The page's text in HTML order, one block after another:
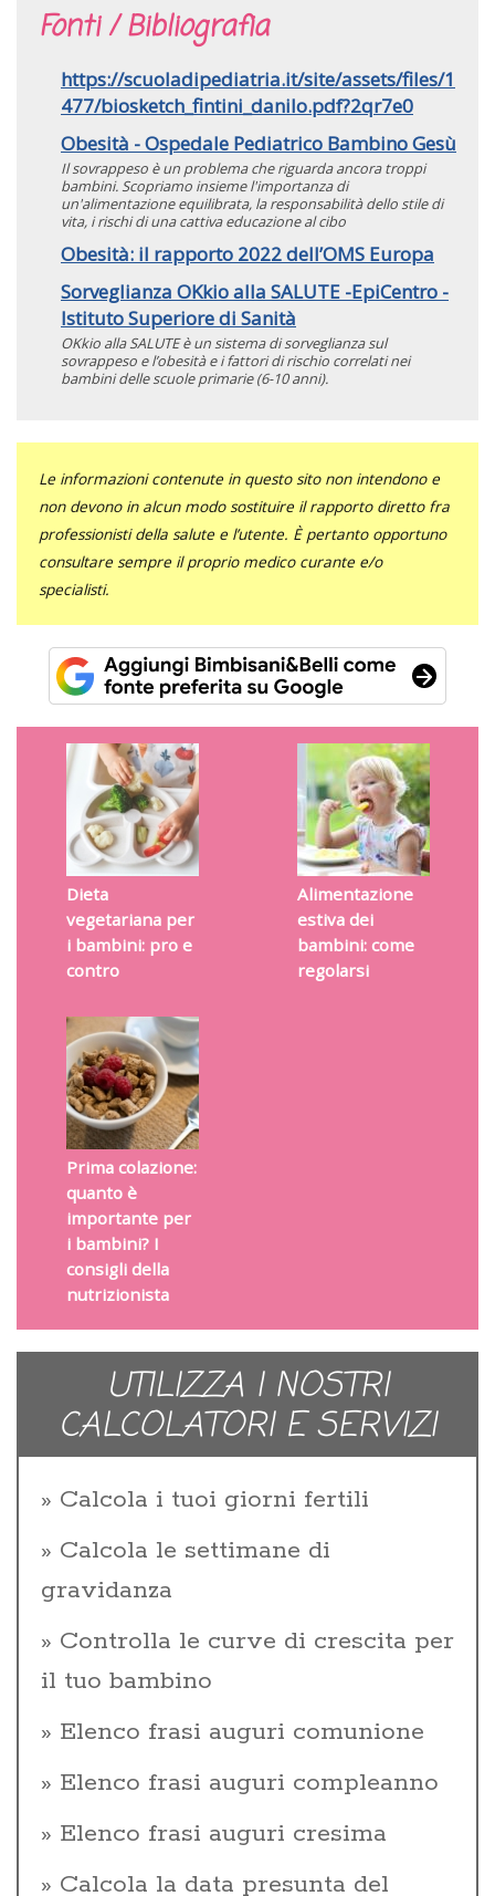
Fonti / Bibliografia
https://scuoladipediatria.it/site/assets/files/1
477/biosketch_fintini_danilo.pdf?2qr7e0
Obesità - Ospedale Pediatrico Bambino Gesù
Il sovrappeso è un problema che riguarda ancora troppi
bambini. Scopriamo insieme l'importanza di
un'alimentazione equilibrata, la responsabilità dello stile di
vita, i rischi di una cattiva educazione al cibo
Obesità: il rapporto 2022 dell’OMS Europa
Sorveglianza OKkio alla SALUTE -EpiCentro -
Istituto Superiore di Sanità
OKkio alla SALUTE è un sistema di sorveglianza sul
sovrappeso e l’obesità e i fattori di rischio correlati nei
bambini delle scuole primarie (6-10 anni).
Le informazioni contenute in questo sito non intendono e
non devono in alcun modo sostituire il rapporto diretto fra
professionisti della salute e l’utente. È pertanto opportuno
consultare sempre il proprio medico curante e/o
specialisti.
Dieta
vegetariana per
i bambini: pro e
contro
Alimentazione
estiva dei
bambini: come
regolarsi
Prima colazione:
quanto è
importante per
i bambini? I
consigli della
nutrizionista
UTILIZZA I NOSTRI
CALCOLATORI E SERVIZI
Calcola i tuoi giorni fertili
Calcola le settimane di
gravidanza
Controlla le curve di crescita per
il tuo bambino
Elenco frasi auguri comunione
Elenco frasi auguri compleanno
Elenco frasi auguri cresima
Calcola la data presunta del